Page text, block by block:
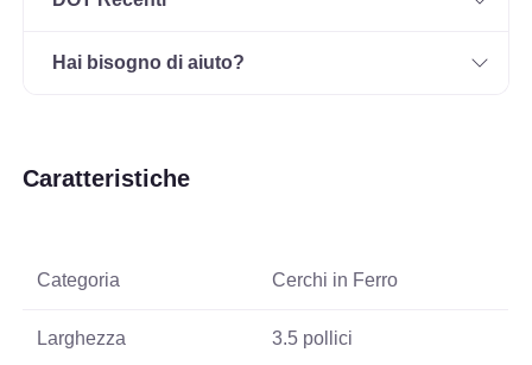
Hai bisogno di aiuto?
Caratteristiche
Categoria Cerchi in Ferro
Larghezza 3.5 pollici